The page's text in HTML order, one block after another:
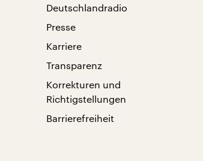
Deutschlandradio
Presse
Karriere
Transparenz
Korrekturen und
Richtigstellungen
Barrierefreiheit